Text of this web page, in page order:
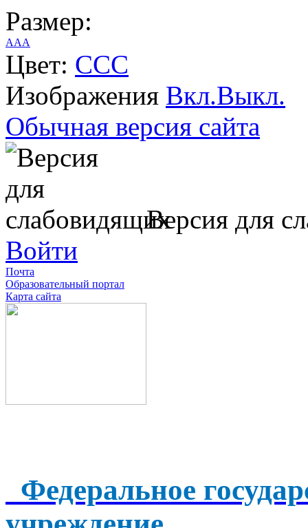
Размер:
AAA
Цвет: CCC
Изображения Вкл.Выкл.
Обычная версия сайта
Версия для
Войти
Почта
Образовательный портал
Карта сайта
Федеральное